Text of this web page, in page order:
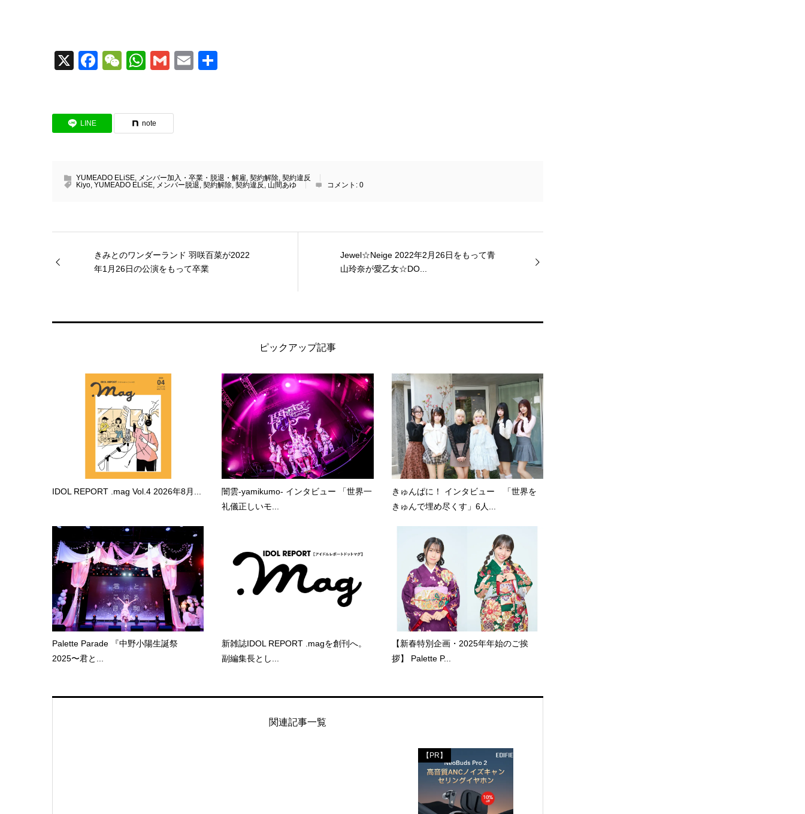
X Facebook
WeChat
WhatsApp
GmailEmail
LINE note
YUMEADO ELiSE, メンバー加入・卒業・脱退・解雇, 契約解除, 契約違反
Kiyo, YUMEADO ELiSE, メンバー脱退, 契約解除, 契約違反 , 山間あゆ コメント: 0
きみとのワンダーランド 羽咲百菜が2022
年1月26日の公演をもって卒業
Jewel☆Neige 2022年2月26日をもって青
山玲奈が愛乙女☆DO...
ピックアップ記事
IDOL REPORT .mag Vol.4 2026年8月...
闇雲-yamikumo- インタビュー 「世界一
礼儀正しいモ...
きゅんぱに！ インタビュー 「世界を
きゅんで埋め尽くす」6人...
Palette Parade 『中野小陽生誕祭
2025〜君と...
新雑誌IDOL REPORT .magを創刊へ。
副編集長とし...
【新春特別企画・2025年年始のご挨
拶】 Palette P...
関連記事一覧
【PR】